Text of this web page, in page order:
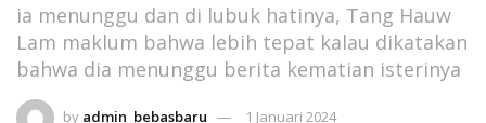
ia menunggu dan di lubuk hatinya, Tang Hauw
Lam maklum bahwa lebih tepat kalau dikatakan
bahwa dia menunggu berita kematian isterinya
by admin_bebasbaru 1 Januari 2024